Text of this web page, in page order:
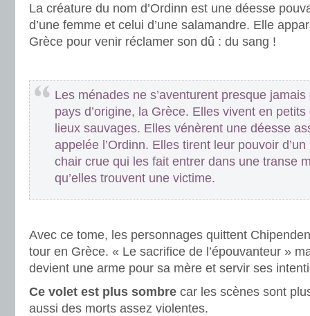
La créature du nom d’Ordinn est une déesse
d’une femme et celui d’une salamandre. Elle
Grèce pour venir réclamer son dû : du sang !
Les ménades ne s’aventurent presque
pays d’origine, la Grèce. Elles vivent en
lieux sauvages. Elles vénèrent une déesse
appelée l’Ordinn. Elles tirent leur pouvoir
chair crue qui les fait entrer dans une transe
qu’elles trouvent une victime.
Avec ce tome, les personnages quittent
tour en Grèce. « Le sacrifice de l’épouvanteur »
devient une arme pour sa mère et servir ses
Ce volet est plus sombre car les scènes sont
aussi des morts assez violentes.